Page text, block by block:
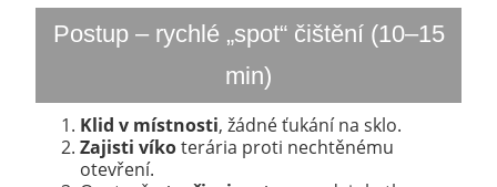
Postup – rychlé „spot“ čištění (10–15
min)
Klid v místnosti, žádné ťukání na sklo.
Zajisti víkoterária proti nechtěnému
otevření.